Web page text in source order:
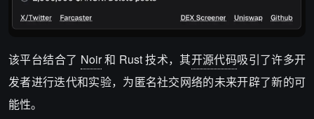
该平台结合了 Noir和 Rust 技术，其开源代码吸引了许多开
发者进行迭代和实验，为匿名社交网络的未来开辟了新的可
能性。